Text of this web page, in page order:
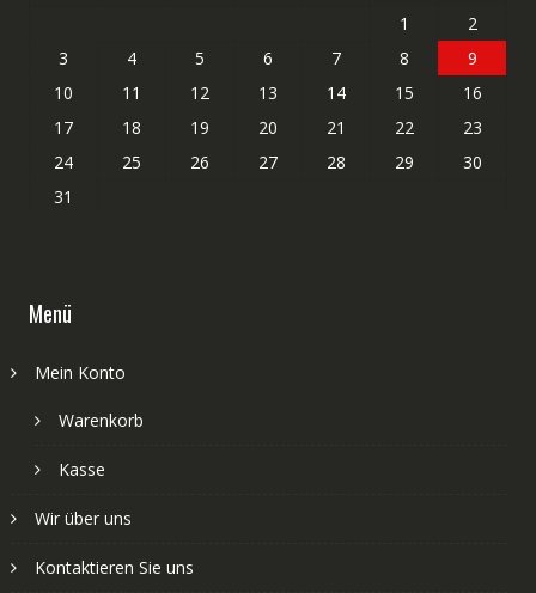
1
2
3
4 5 6 7 8
9
10
11 12 13 14 15
16
17
18 19 20 21 22
23
24
25 26 27 28 29
30
31
Menü
Mein Konto
Warenkorb
Kasse
Wir über uns
Kontaktieren Sie uns